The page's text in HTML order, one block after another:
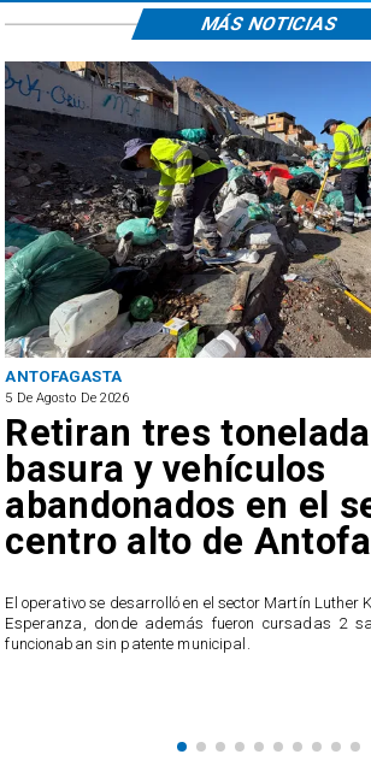
que
SALUD
5 De Agosto De 2026
Bajo el estándar:
de Antofagasta y
cumplen con
gestión del Minsal
Los establecimientos quedaron entre los
ranking de gestión elaborado por el
evaluados 62 hospitales a nivel nacional.
MÁS NOTICIAS